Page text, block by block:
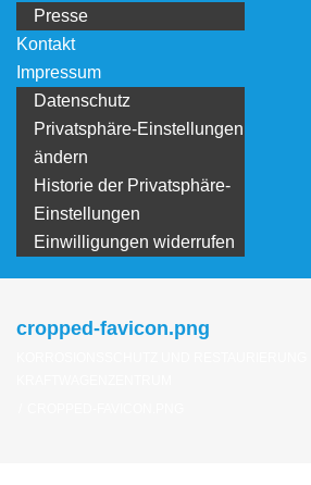
Presse
Kontakt
Impressum
Datenschutz
Privatsphäre-Einstellungen
ändern
Historie der Privatsphäre-
Einstellungen
Einwilligungen widerrufen
cropped-favicon.png